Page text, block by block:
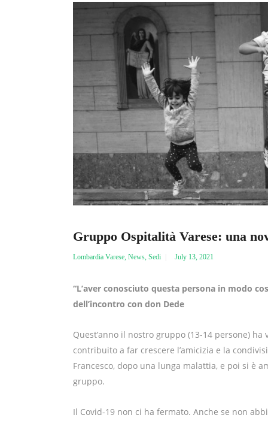
Gruppo Ospitalità Varese: una
Lombardia Varese, News, Sedi July 13, 2021
“L’aver conosciuto questa persona in modo
dell’incontro con don Dede
Quest’anno il nostro gruppo (13-14 persone)
contribuito a far crescere l’amicizia e la
Francesco, dopo una lunga malattia, e poi si è
gruppo.
Il Covid-19 non ci ha fermato. Anche se non